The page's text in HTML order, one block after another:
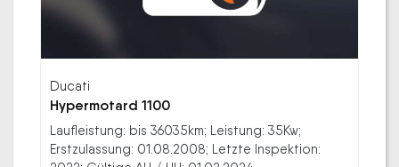
Ducati
Hypermotard 1100
Laufleistung: bis 36035km; Leistung: 35Kw;
Erstzulassung: 01.08.2008; Letzte Inspektion: